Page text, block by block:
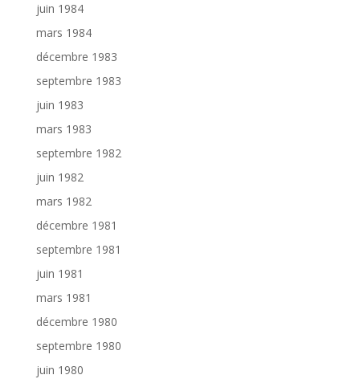
juin 1984
mars 1984
décembre 1983
septembre 1983
juin 1983
mars 1983
septembre 1982
juin 1982
mars 1982
décembre 1981
septembre 1981
juin 1981
mars 1981
décembre 1980
septembre 1980
juin 1980